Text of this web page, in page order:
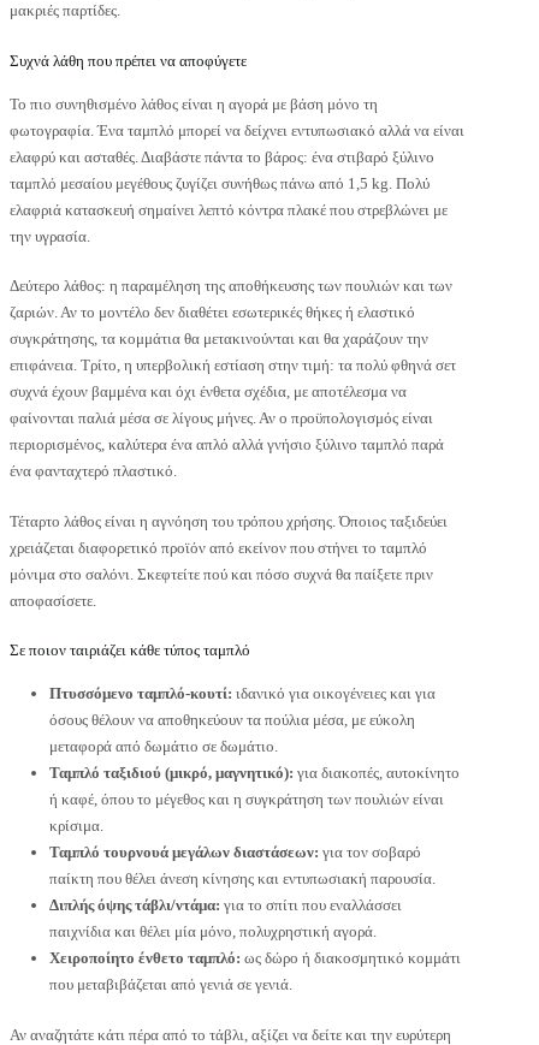
μακριές παρτίδες.
Συχνά λάθη που πρέπει να αποφύγετε
Το πιο συνηθισμένο λάθος είναι η αγορά με βάση μόνο τη
φωτογραφία. Ένα ταμπλό μπορεί να δείχνει εντυπωσιακό αλλά να είναι
ελαφρύ και ασταθές. Διαβάστε πάντα το βάρος: ένα στιβαρό ξύλινο
ταμπλό μεσαίου μεγέθους ζυγίζει συνήθως πάνω από 1,5 kg. Πολύ
ελαφριά κατασκευή σημαίνει λεπτό κόντρα πλακέ που στρεβλώνει με
την υγρασία.
Δεύτερο λάθος: η παραμέληση της αποθήκευσης των πουλιών και των
ζαριών. Αν το μοντέλο δεν διαθέτει εσωτερικές θήκες ή ελαστικό
συγκράτησης, τα κομμάτια θα μετακινούνται και θα χαράζουν την
επιφάνεια. Τρίτο, η υπερβολική εστίαση στην τιμή: τα πολύ φθηνά σετ
συχνά έχουν βαμμένα και όχι ένθετα σχέδια, με αποτέλεσμα να
φαίνονται παλιά μέσα σε λίγους μήνες. Αν ο προϋπολογισμός είναι
περιορισμένος, καλύτερα ένα απλό αλλά γνήσιο ξύλινο ταμπλό παρά
ένα φανταχτερό πλαστικό.
Τέταρτο λάθος είναι η αγνόηση του τρόπου χρήσης. Όποιος ταξιδεύει
χρειάζεται διαφορετικό προϊόν από εκείνον που στήνει το ταμπλό
μόνιμα στο σαλόνι. Σκεφτείτε πού και πόσο συχνά θα παίξετε πριν
αποφασίσετε.
Σε ποιον ταιριάζει κάθε τύπος ταμπλό
Πτυσσόμενο ταμπλό-κουτί: ιδανικό για οικογένειες και για
όσους θέλουν να αποθηκεύουν τα πούλια μέσα, με εύκολη
μεταφορά από δωμάτιο σε δωμάτιο.
Ταμπλό ταξιδιού (μικρό, μαγνητικό): για διακοπές, αυτοκίνητο
ή καφέ, όπου το μέγεθος και η συγκράτηση των πουλιών είναι
κρίσιμα.
Ταμπλό τουρνουά μεγάλων διαστάσεων: για τον σοβαρό
παίκτη που θέλει άνεση κίνησης και εντυπωσιακή παρουσία.
Διπλής όψης τάβλι/ντάμα: για το σπίτι που εναλλάσσει
παιχνίδια και θέλει μία μόνο, πολυχρηστική αγορά.
Χειροποίητο ένθετο ταμπλό: ως δώρο ή διακοσμητικό κομμάτι
που μεταβιβάζεται από γενιά σε γενιά.
Αν αναζητάτε κάτι πέρα από το τάβλι, αξίζει να δείτε και την ευρύτερη